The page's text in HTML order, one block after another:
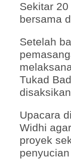
Sekitar
bersama
Setelah
Tukad
Upacara
Widhi
proyek